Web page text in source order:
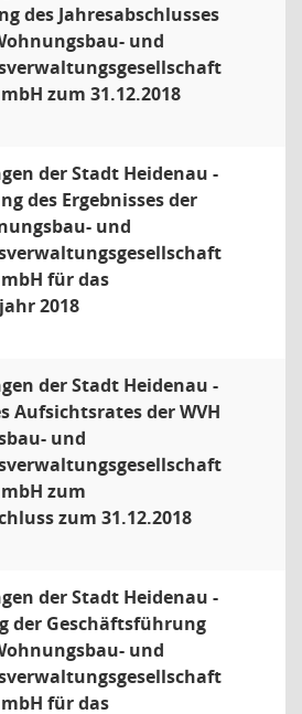
des Jahresabschlusses
und
zum 31.12.2018
der Stadt Heidenau -
des Ergebnisses der
und
für das
2018
der Stadt Heidenau -
Aufsichtsrates der WVH
und
zum
zum 31.12.2018
der Stadt Heidenau -
der Geschäftsführung
und
für das